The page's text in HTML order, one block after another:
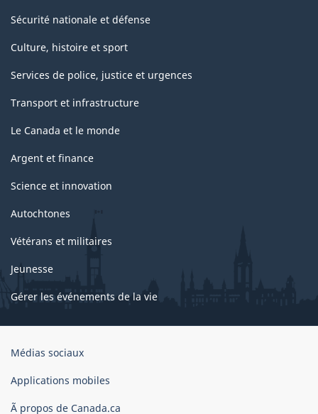
Sécurité nationale et défense
Culture, histoire et sport
Services de police, justice et urgences
Transport et infrastructure
Le Canada et le monde
Argent et finance
Science et innovation
Autochtones
Vétérans et militaires
Jeunesse
Gérer les événements de la vie
Organisation
gouvernement
Canada
Médias sociaux
Applications mobiles
Ã propos de Canada.ca